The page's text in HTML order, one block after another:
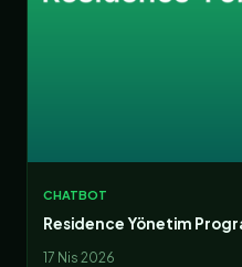
CHATBOT
Residence Yönetim
17 Nis 2026